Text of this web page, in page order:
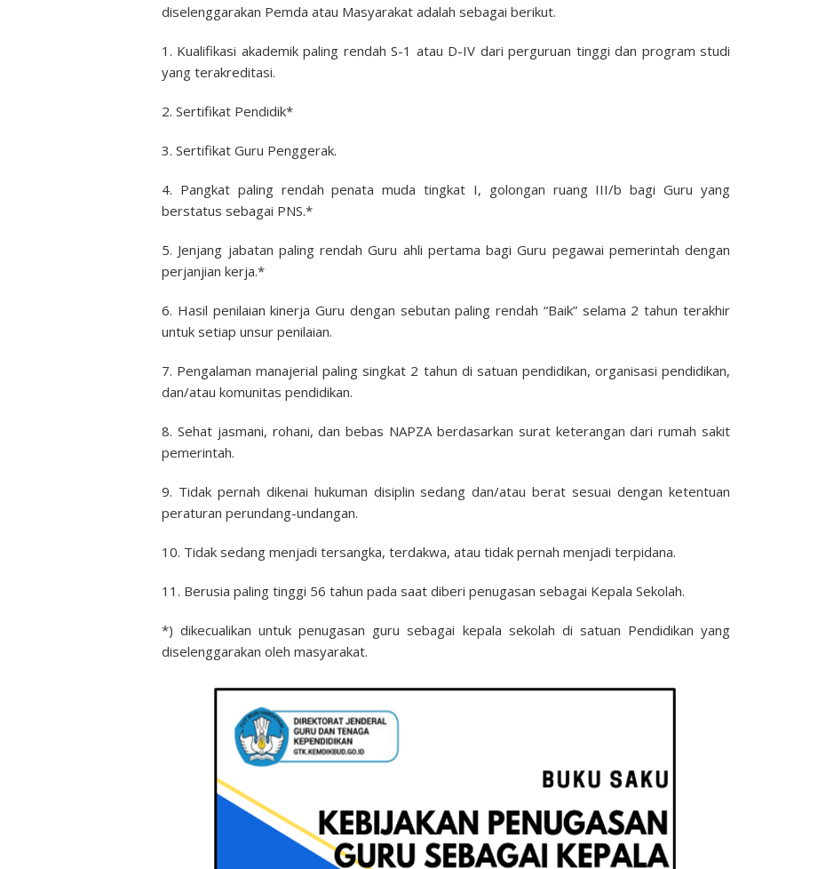
diselenggarakan Pemda atau Masyarakat adalah sebagai berikut.
1. Kualifikasi akademik paling rendah S-1 atau D-IV dari perguruan tinggi dan program studi
yang terakreditasi.
2. Sertifikat Pendidik*
3. Sertifikat Guru Penggerak.
4. Pangkat paling rendah penata muda tingkat I, golongan ruang III/b bagi Guru yang
berstatus sebagai PNS.*
5. Jenjang jabatan paling rendah Guru ahli pertama bagi Guru pegawai pemerintah dengan
perjanjian kerja.*
6. Hasil penilaian kinerja Guru dengan sebutan paling rendah “Baik” selama 2 tahun terakhir
untuk setiap unsur penilaian.
7. Pengalaman manajerial paling singkat 2 tahun di satuan pendidikan, organisasi pendidikan,
dan/atau komunitas pendidikan.
8. Sehat jasmani, rohani, dan bebas NAPZA berdasarkan surat keterangan dari rumah sakit
pemerintah.
9. Tidak pernah dikenai hukuman disiplin sedang dan/atau berat sesuai dengan ketentuan
peraturan perundang-undangan.
10. Tidak sedang menjadi tersangka, terdakwa, atau tidak pernah menjadi terpidana.
11. Berusia paling tinggi 56 tahun pada saat diberi penugasan sebagai Kepala Sekolah.
*) dikecualikan untuk penugasan guru sebagai kepala sekolah di satuan Pendidikan yang
diselenggarakan oleh masyarakat.